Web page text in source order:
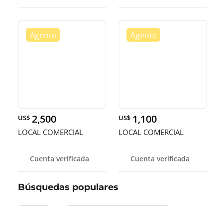
US$ 2,500
LOCAL COMERCIAL
Cuenta verificada
US$ 1,100
LOCAL COMERCIAL
Cuenta verificada
Búsquedas populares